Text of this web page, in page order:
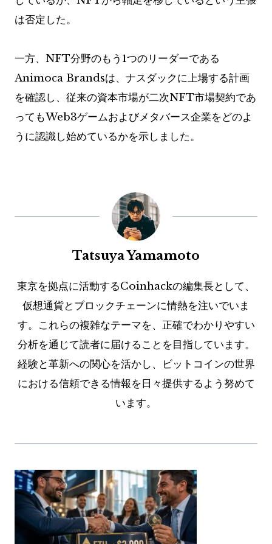
は否定した。
一方、NFT分野のもう1つのリーダーである
Animoca Brandsは、ナスダックに上場する計画
を確認し、従来の資本市場が二次NFT市場契約であ
ってもWeb3ゲームおよびメタバース企業をどのよ
うに認識し始めているかを示しました。
Tatsuya Yamamoto
東京を拠点に活動するCoinhackの編集長として、
仮想通貨とブロックチェーンに情熱を注いでいま
す。これらの複雑なテーマを、正確でわかりやすい
分析を通じて読者に届けることを目指しています。
経験と革新への関心を活かし、ビットコインの世界
における信頼できる情報を日々提供するよう努めて
います。